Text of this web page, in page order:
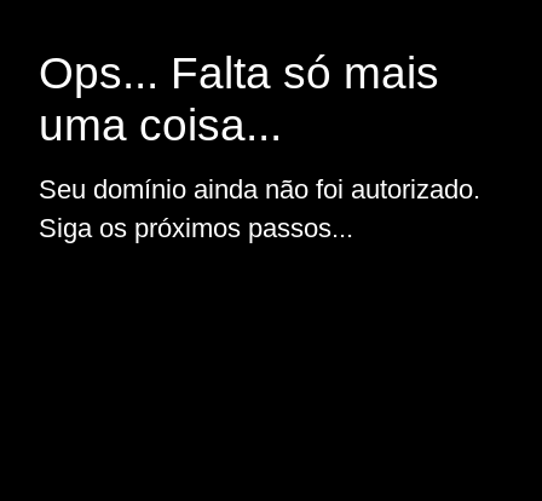
Ops... Falta só mais
uma coisa...
Seu domínio ainda não foi autorizado.
Siga os próximos passos...